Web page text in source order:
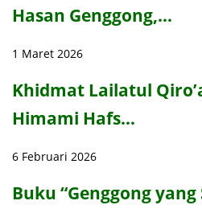
Hasan Genggong,…
1 Maret 2026
Khidmat Lailatul
Himami Hafs…
6 Februari 2026
Buku “Genggong